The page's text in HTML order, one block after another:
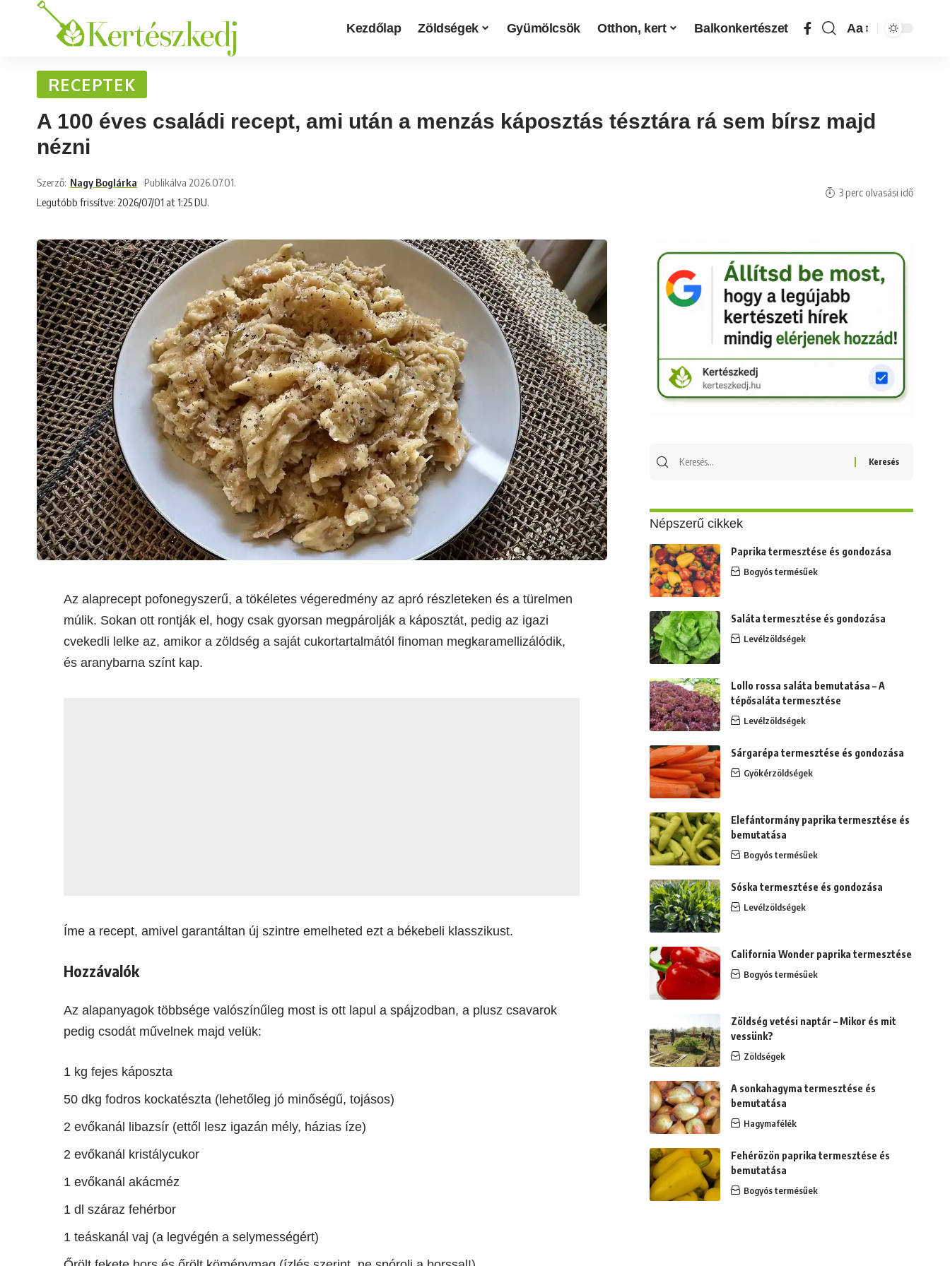
Kezdőlap Zöldségek Gyümölcsök Otthon, kert Balkonkertészet Aa
RECEPTEK
A 100 éves családi recept, ami után a menzás káposztás tésztára rá sem bírsz majd
nézni
Legutóbb frissítve: 2026/07/01 at 1:25 DU.
Szerző: Nagy Boglárka Publikálva 2026.07.01.
3 perc olvasási idő
Az alaprecept pofonegyszerű, a tökéletes végeredmény az apró részleteken és a türelmen
múlik. Sokan ott rontják el, hogy csak gyorsan megpárolják a káposztát, pedig az igazi
cvekedli lelke az, amikor a zöldség a saját cukortartalmától finoman megkaramellizálódik,
és aranybarna színt kap.
Íme a recept, amivel garantáltan új szintre emelheted ezt a békebeli klasszikust.
Hozzávalók
Az alapanyagok többsége valószínűleg most is ott lapul a spájzodban, a plusz csavarok
pedig csodát művelnek majd velük:
1 kg fejes káposzta
50 dkg fodros kockatészta (lehetőleg jó minőségű, tojásos)
2 evőkanál libazsír (ettől lesz igazán mély, házias íze)
2 evőkanál kristálycukor
1 evőkanál akácméz
1 dl száraz fehérbor
1 teáskanál vaj (a legvégén a selymességért)
Népszerű cikkek
Paprika termesztése és gondozása
Bogyós termésűek
Saláta termesztése és gondozása
Levélzöldségek
Lollo rossa saláta bemutatása – A
tépősaláta termesztése
Levélzöldségek
Sárgarépa termesztése és gondozása
Gyökérzöldségek
Elefántormány paprika termesztése és
bemutatása
Bogyós termésűek
Sóska termesztése és gondozása
Levélzöldségek
California Wonder paprika termesztése
Bogyós termésűek
Zöldség vetési naptár – Mikor és mit
vessünk?
Zöldségek
A sonkahagyma termesztése és
bemutatása
Hagymafélék
Fehérözön paprika termesztése és
bemutatása
Bogyós termésűek